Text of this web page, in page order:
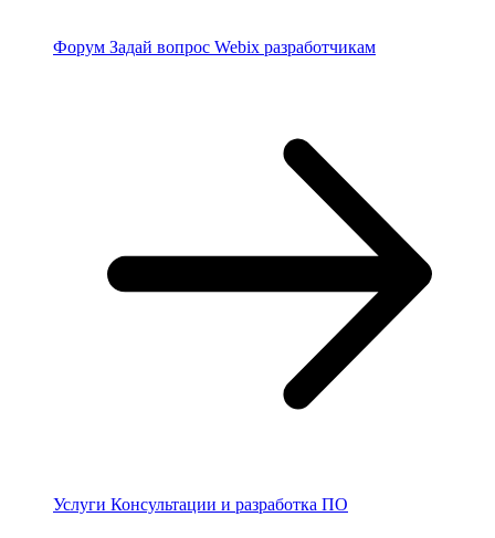
Форум Задай вопрос Webix разработчикам
Услуги Консультации и разработка ПО